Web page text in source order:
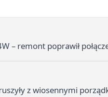
– remont poprawił
z wiosennymi